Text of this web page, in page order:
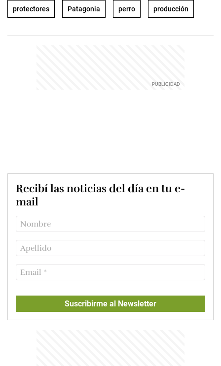
protectores Patagonia perro producción
Recibí las noticias del día en tu e-
mail
Suscribirme al Newsletter